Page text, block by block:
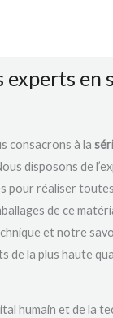
experts en
consacrons à la
disposons de
pour réaliser
de ce
et notre
de la plus haute
humain et de la